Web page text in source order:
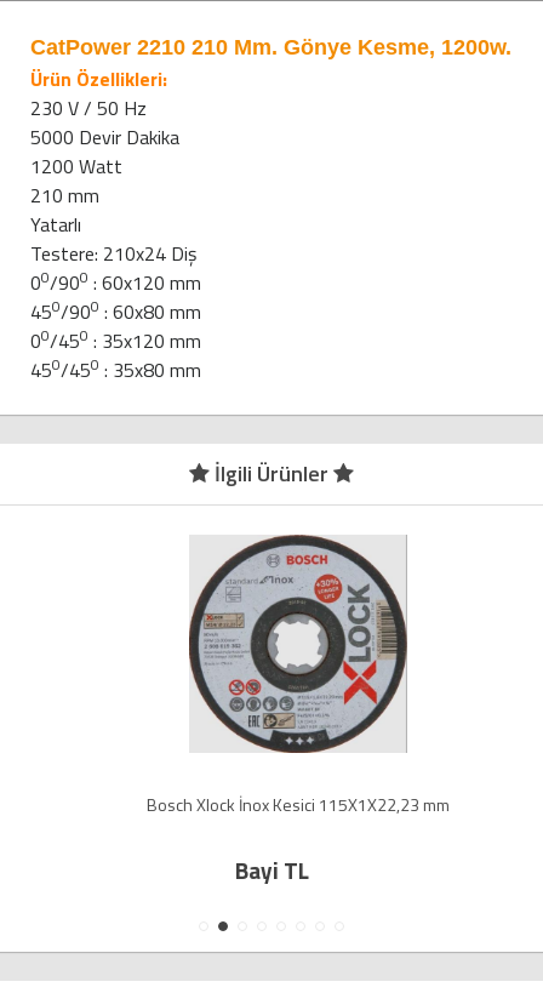
CatPower 2210 210 Mm. Gönye Kesme, 1200w.
Ürün Özellikleri:
230 V / 50 Hz
5000 Devir Dakika
1200 Watt
210 mm
Yatarlı
Testere: 210x24 Diş
00/900 : 60x120 mm
450/900 : 60x80 mm
00/450 : 35x120 mm
450/450 : 35x80 mm
İlgili Ürünler
Bosch Xlock İnox Kesici 115X1X22,23 mm
Bayi TL